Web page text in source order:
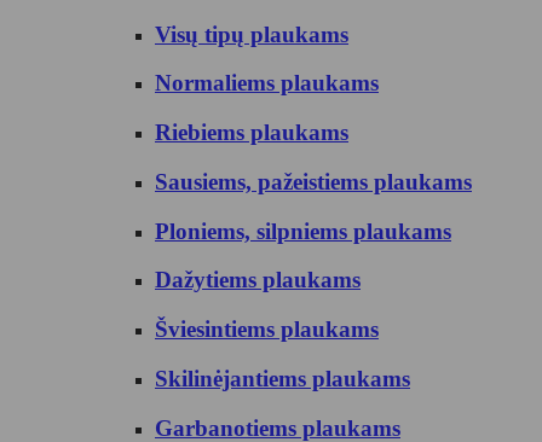
Visų tipų plaukams
Normaliems plaukams
Riebiems plaukams
Sausiems, pažeistiems plaukams
Ploniems, silpniems plaukams
Dažytiems plaukams
Šviesintiems plaukams
Skilinėjantiems plaukams
Garbanotiems plaukams